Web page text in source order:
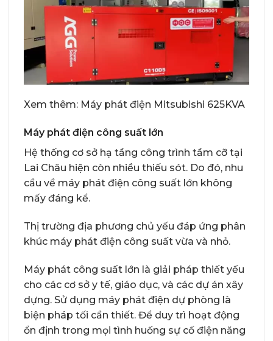
Xem thêm: Máy phát điện Mitsubishi 625KVA
Máy phát điện công suất lớn
Hệ thống cơ sở hạ tầng công trình tầm cỡ tại
Lai Châu hiện còn nhiều thiếu sót. Do đó, nhu
cầu về máy phát điện công suất lớn không
mấy đáng kể.
Thị trường địa phương chủ yếu đáp ứng phân
khúc máy phát điện công suất vừa và nhỏ.
Máy phát công suất lớn là giải pháp thiết yếu
cho các cơ sở y tế, giáo dục, và các dự án xây
dựng. Sử dụng máy phát điện dự phòng là
biện pháp tối cần thiết. Để duy trì hoạt động
ổn định trong mọi tình huống sự cố điện năng